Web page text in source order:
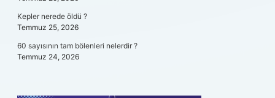
Kepler nerede öldü ?
Temmuz 25, 2026
60 sayısının tam bölenleri nelerdir ?
Temmuz 24, 2026